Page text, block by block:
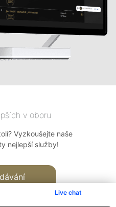
Live chat
v oboru
Vyzkoušejte naše
nejlepší služby!